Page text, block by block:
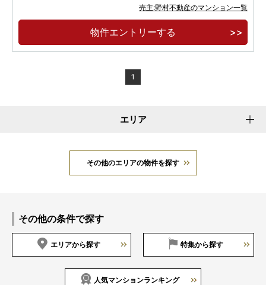
全邸南東向き、第一種低層住居専用地域×第一
種風致地区を望む開放的な眺望
売主:野村不動産のマンション一覧
物件エントリーする
1
エリア
その他のエリアの物件を探す
その他の条件で探す
エリアから探す 特集から探す
人気マンションランキング